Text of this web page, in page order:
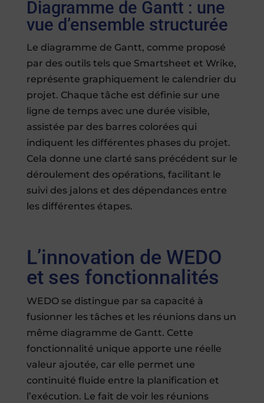
Diagramme de Gantt : une
vue d’ensemble structurée
Le diagramme de Gantt, comme proposé
par des outils tels que Smartsheet et Wrike,
représente graphiquement le calendrier du
projet. Chaque tâche est définie sur une
ligne de temps avec une durée visible,
assistée par des barres colorées qui
indiquent les différentes phases du projet.
Cela donne une clarté sans précédent sur le
déroulement des opérations, facilitant le
suivi des jalons et des dépendances entre
les différentes étapes.
L’innovation de WEDO
et ses fonctionnalités
WEDO se distingue par sa capacité à
fusionner les tâches et les réunions dans un
même diagramme de Gantt. Cette
fonctionnalité unique apporte une réelle
valeur ajoutée, car elle permet une
continuité fluide entre la planification et
l’exécution. Le fait de voir les réunions